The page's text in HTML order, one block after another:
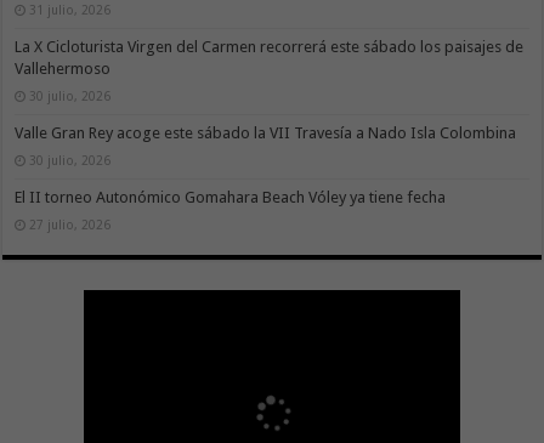
31 julio, 2026
La X Cicloturista Virgen del Carmen recorrerá este sábado los paisajes de
Vallehermoso
30 julio, 2026
Valle Gran Rey acoge este sábado la VII Travesía a Nado Isla Colombina
30 julio, 2026
El II torneo Autonómico Gomahara Beach Vóley ya tiene fecha
27 julio, 2026